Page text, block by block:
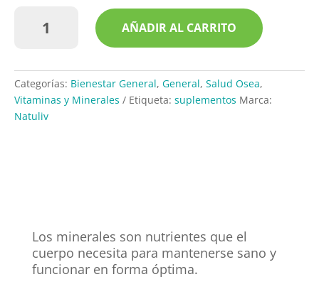
Caps
|
Natuliv
AÑADIR AL CARRITO
Categorías: Bienestar General, General, Salud Osea,
Vitaminas y Minerales
Etiqueta: suplementos Marca:
Natuliv
Los minerales son nutrientes que el
cuerpo necesita para mantenerse sano y
funcionar en forma óptima.